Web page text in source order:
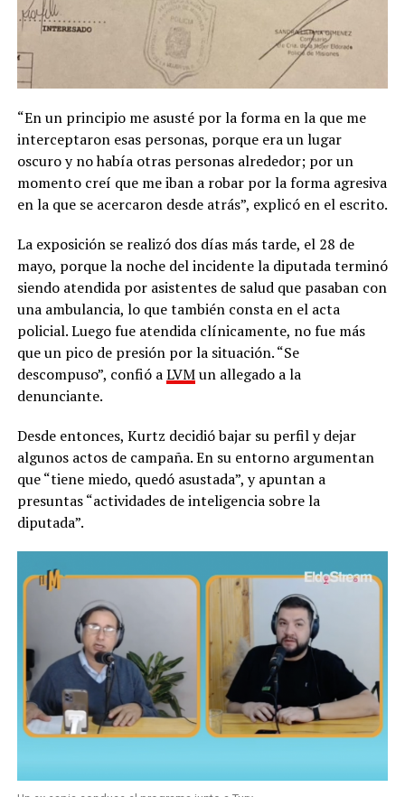
“En un principio me asusté por la forma en la que me
interceptaron esas personas, porque era un lugar
oscuro y no había otras personas alrededor; por un
momento creí que me iban a robar por la forma agresiva
en la que se acercaron desde atrás”, explicó en el escrito.
La exposición se realizó dos días más tarde, el 28 de
mayo, porque la noche del incidente la diputada terminó
siendo atendida por asistentes de salud que pasaban con
una ambulancia, lo que también consta en el acta
policial. Luego fue atendida clínicamente, no fue más
que un pico de presión por la situación. “Se
descompuso”, confió aLVMun allegado a la
denunciante.
Desde entonces, Kurtz decidió bajar su perfil y dejar
algunos actos de campaña. En su entorno argumentan
que “tiene miedo, quedó asustada”, y apuntan a
presuntas “actividades de inteligencia sobre la
diputada”.